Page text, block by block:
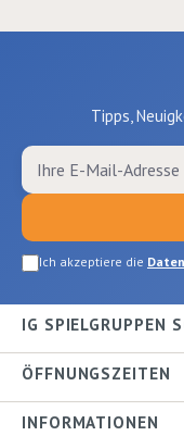
Tipps,
Ich akzeptiere die
IG SPIELGRUPPEN
ÖFFNUNGSZEITEN
INFORMATIONEN